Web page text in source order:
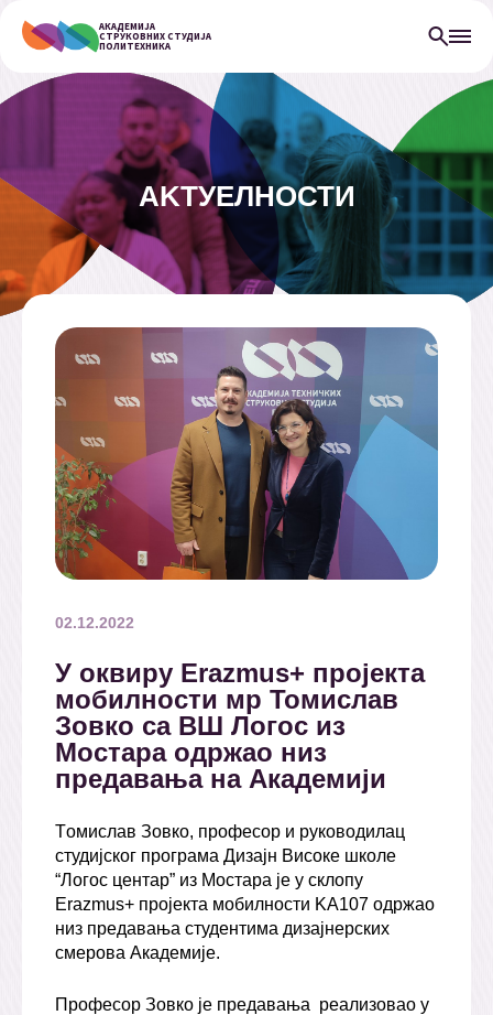
АКАДЕМИЈА
СТРУКОВНИХ СТУДИЈА
ПОЛИТЕХНИКА
АKТУЕЛНОСТИ
02.12.2022
У оквиру Erazmus+ пројекта
мобилности мр Томислав
Зовко са ВШ Логос из
Мостара одржао низ
предавања на Академији
Tомислав Зовко, професор и руководилац
студијског програма Дизајн Високе школе
“Логос центар” из Мостара је у склопу
Erazmus+ пројекта мобилности KА107 одржао
низ предавања студентима дизајнерских
смерова Академије.
Професор Зовко је предавања реализовао у